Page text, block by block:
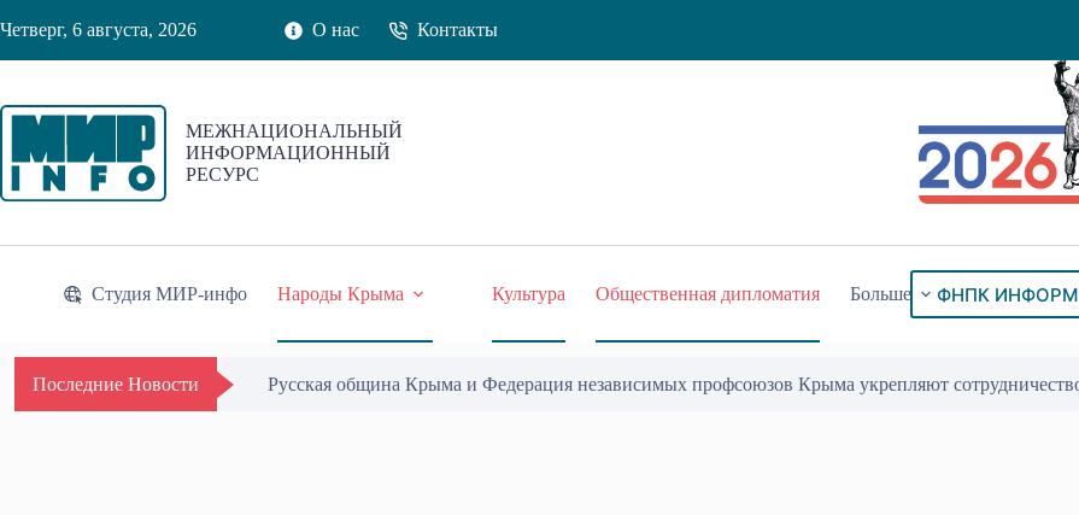
к
Четверг, 6 августа, 2026 О нас Контакты
МЕЖНАЦИОНАЛЬНЫЙ
ИНФОРМАЦИОННЫЙ
РЕСУРС
Студия МИР-инфо Народы Крыма Культура Общественная дипломатия Больше ФНПК ИНФОРМ
Последние Новости Одиссей Пипия удостоен Почётного знака «За гражданское служение» 17 Июл 2026